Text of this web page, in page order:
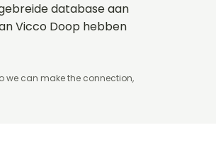
database aan
Vicco Doop hebben
we can make the connection,